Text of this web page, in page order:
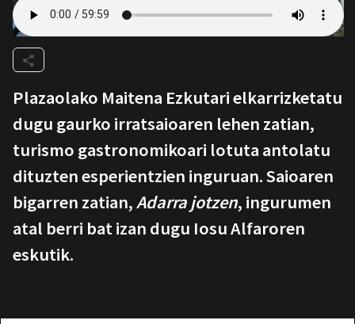
Plazaolako Maitena Ezkutari elkarrizketatu
dugu gaurko irratsaioaren lehen zatian,
turismo gastronomikoari lotuta antolatu
dituzten esperientzien inguruan. Saioaren
bigarren zatian,Adarra jotzen, ingurumen
atal berri bat izan dugu Iosu Alfaroren
eskutik.